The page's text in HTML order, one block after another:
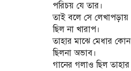
পরিচয় যে তার।
তাই বলে সে লেখাপড়ায়
ছিল না খারাপ।
তাহার মাঝে মেধার কোন
ছিলনা অভাব।
গানের গলাও ছিল তাহার